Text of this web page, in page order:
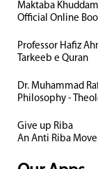
Maktaba
Official Online
Professor Hafiz
Tarkeeb e Quran
Dr. Muhammad
Philosophy -
Give up Riba
An Anti Riba